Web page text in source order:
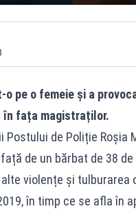
pe o femeie și a
în fața magistraților.
Postului de Poliție Roșia
de un bărbat de 38
violențe și tulburarea
în timp ce se afla în